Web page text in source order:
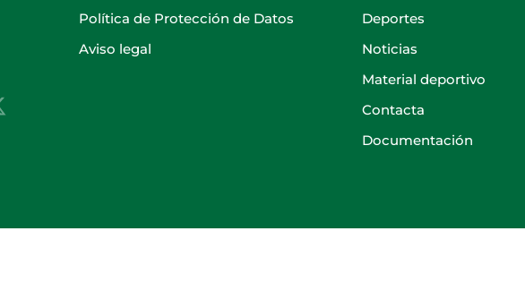
Política de Protección de Datos
Aviso legal
Deportes
Noticias
Material deportivo
Contacta
Documentación